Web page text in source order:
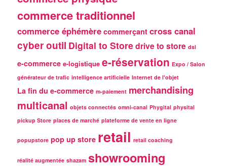
commerce traditionnel
commerce éphémère commerçant cross canal
cyber outil Digital to Storedrive to store dsl
e-commerce e-logistique e-réservation Expo / Salon
générateur de trafic intelligence artificielle Internet de l'objet
La fin du e-commerce m-paiement merchandising
multicanal objets connectés omni-canal Phygital physital
pickup Store places de marché plateforme de vente en ligne
popupstore pop up store retail retail coaching
réalité augmentée shazam showrooming